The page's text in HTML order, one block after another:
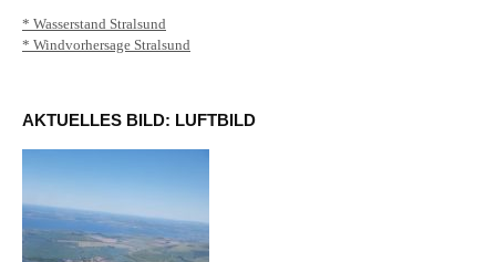
* Wasserstand Stralsund
* Windvorhersage Stralsund
AKTUELLES BILD: LUFTBILD